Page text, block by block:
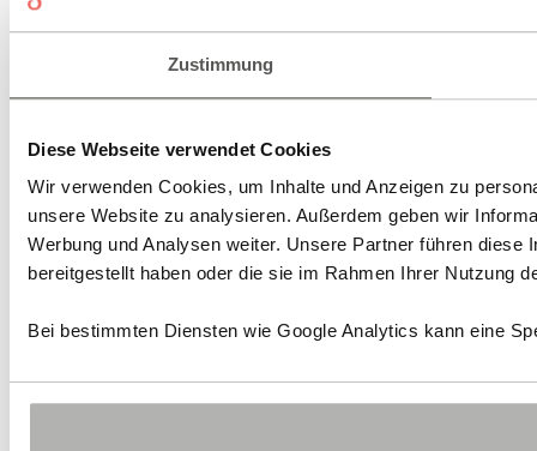
Zustimmung
Diese Webseite verwendet Cookies
Wir verwenden Cookies, um Inhalte und Anzeigen zu
unsere Website zu analysieren. Außerdem geben wir
Werbung und Analysen weiter. Unsere Partner führen
bereitgestellt haben oder die sie im Rahmen Ihrer Nutzung
Bei bestimmten Diensten wie Google Analytics kann eine